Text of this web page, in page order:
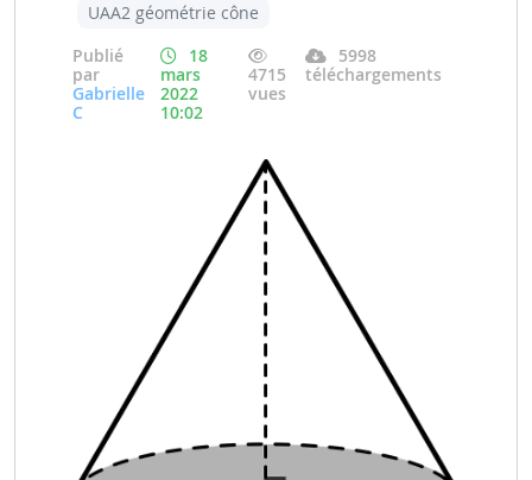
UAA2 géométrie cône
Publié
par
Gabrielle
C
18
mars
2022
10:02
4715
vues
5998
téléchargements